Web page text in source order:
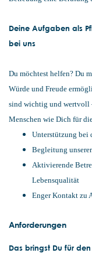
Deine Aufgaben als
bei uns
Du möchtest helfen? Du
Würde und Freude
sind wichtig und wertvoll
Menschen wie Dich für
Unterstützung bei
Begleitung
Aktivierende
Lebensqualität
Enger Kontakt zu
Anforderungen
Das bringst Du für